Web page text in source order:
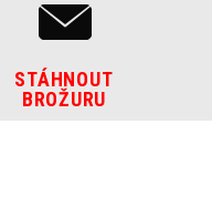
STÁHNOUT
BROŽURU